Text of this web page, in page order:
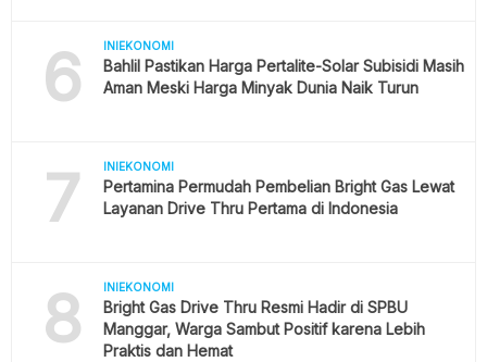
6 INIEKONOMI
Bahlil Pastikan Harga Pertalite-Solar Subisidi Masih
Aman Meski Harga Minyak Dunia Naik Turun
7 INIEKONOMI
Pertamina Permudah Pembelian Bright Gas Lewat
Layanan Drive Thru Pertama di Indonesia
8 INIEKONOMI
Bright Gas Drive Thru Resmi Hadir di SPBU
Manggar, Warga Sambut Positif karena Lebih
Praktis dan Hemat